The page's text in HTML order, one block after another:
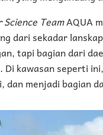
TeamAQUA
dari sekadar
tapi bagian dari
Di kawasan seperti
dan menjadi bagian